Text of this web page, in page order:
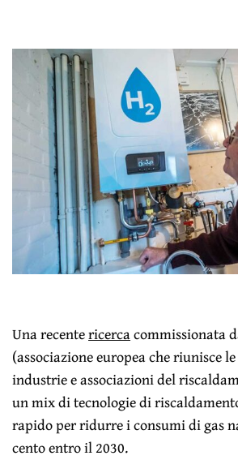
Una recentericercacommissionata
(associazione europea che riunisce
industrie e associazioni del
un mix di tecnologie di
rapido per ridurre i consumi di gas
cento entro il 2030.